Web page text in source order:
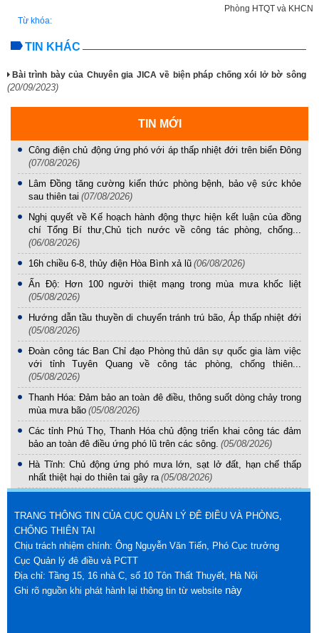
Phòng HTQT và KHCN
Từ khóa:
TIN KHÁC
Bài trình bày của Chuyên gia JICA về biện pháp chống xói lở bờ sông
(20/09/2023)
TIN MỚI
Công điện chủ động ứng phó với áp thấp nhiệt đới trên biển Đông
(07/08/2026)
Lâm Đồng tăng cường kiến thức phòng bệnh, bảo vệ sức khỏe
sau thiên tai (07/08/2026)
Nghị quyết về Kế hoạch hành động thực hiện kết luận của đồng
chí Tổng Bí thư,Chủ tịch nước về công tác phòng, chống...
(06/08/2026)
16h chiều 6-8, thủy điện Hòa Bình xả lũ (06/08/2026)
Ấn Độ: Hơn 100 người thiệt mạng trong mùa mưa khốc liệt
(05/08/2026)
Hướng dẫn tầu thuyền di chuyển tránh trú bão, Áp thấp nhiệt đới
(05/08/2026)
Đoàn công tác Ban Chỉ đạo Phòng thủ dân sự quốc gia làm việc
với tỉnh Tuyên Quang về công tác phòng, chống thiên...
(05/08/2026)
Thanh Hóa: Đảm bảo an toàn đê điều, thông suốt dòng chảy trong
mùa mưa bão (05/08/2026)
Các tỉnh Phú Thọ, Thanh Hóa chủ động triển khai công tác đảm
bảo an toàn đê điều ứng phó lũ trên các sông. (05/08/2026)
Hà Tĩnh: Chủ động ứng phó mưa lớn, sạt lở đất, hạn chế thấp
nhất thiệt hại do thiên tai gây ra (05/08/2026)
TRANG THÔNG TIN CỦA CỤC QUẢN LÝ ĐÊ ĐIỀU VÀ PHÒNG,
CHỐNG THIÊN TAI
Chịu trách nhiệm chính: Ông Nguyễn Văn Tiến, Phó Cục trưởng
Cục Quản lý đê điều và PCTT
Địa chỉ: Tầng 15, 16 nhà C, số 10 Tôn Thất Thuyết, Hà Nội
Ghi rõ nguồn khi phát hành lại thông tin từ website này